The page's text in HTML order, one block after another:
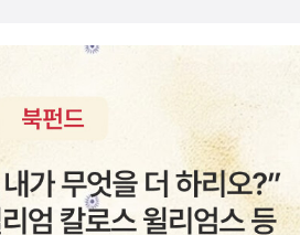
』라는 작품을 통해 이렇게 쓰고 있다.
간하는 남성들, 집단적인 파워를 지닌 남
유형의 강간을 자신의 문제로 인식해야
스스로 여성과 성에 관한 믿음을 점검하
을 의미한다. (p.260-261)흔히 성폭력
난 후 자신이 취한 상태였음을 강조하곤
싶을 때를 위해서라도 성폭행의 흔적
. 강간에는 그 행위를 겉으로 드러내지
부인하면서 집단적 의식의 가장 어두운
련의 이유가 있다. 우선 사회적 제재라
한다. 성폭력이 명백함에도 불구하고
을 숨겨야 하는 절대적 필요성이 폭력
것이다. (p.48)피해자(생존자)가 그 일
직 쓸모 있다는 것을 확인시켜 주는. -작
후기를 읽으면서 출근하는 지하철 안,
례나 눈물을 닦았다. 이 프로그램에 관
고마워서. 모두가 어떤 마음으로 이 프로
다. 아마도 우리가 '세상은 아직 괜찮은
런 사람들이 존재하기 때문일 것이다. 더
의 수위를 높여갔고, 많은 사람들의 눈
을 하기도 했지만, 나는 메갈의 미러링
나 많이 여자들이 강간당하고, 맞고, 죽
고 세게 '말'한 게, 왜??며칠동안 트윗의
었다. 자기가 속한 집단 내에서의 성폭력
사연들이 올라왔고, 그렇게 미성년자